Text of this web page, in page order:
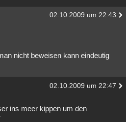
02.10.2009 um 22:43
nicht beweisen kann eindeutig
02.10.2009 um 22:47
ins meer kippen um den